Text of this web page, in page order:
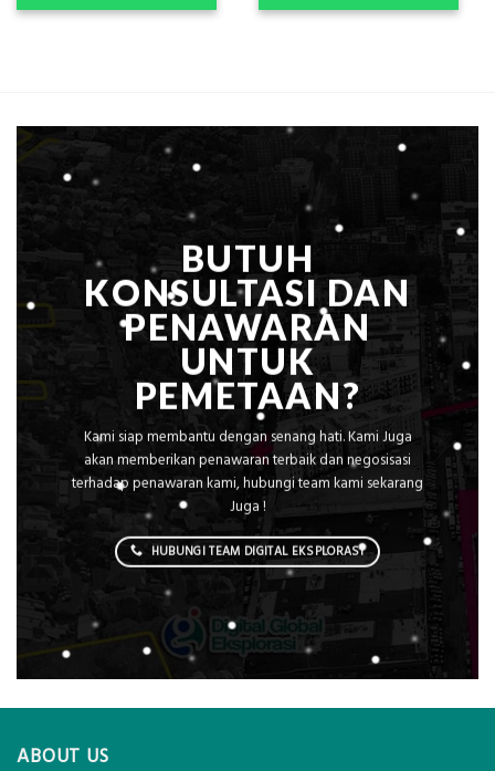
BUTUH
KONSULTASI DAN
PENAWARAN
UNTUK
PEMETAAN?
Kami siap membantu dengan senang hati. Kami Juga
akan memberikan penawaran terbaik dan negosisasi
terhadap penawaran kami, hubungi team kami sekarang
Juga !
HUBUNGI TEAM DIGITAL EKSPLORASI
ABOUT US